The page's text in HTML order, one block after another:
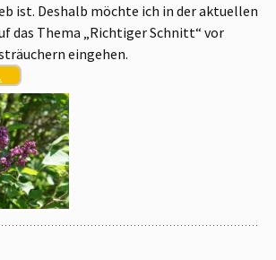
ist. Deshalb möchte ich in der aktuellen
das Thema „Richtiger Schnitt“ vor
eingehen.